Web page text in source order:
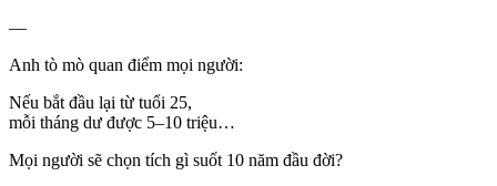
—
Anh tò mò quan điểm mọi người:
Nếu bắt đầu lại từ tuổi 25,
mỗi tháng dư được 5–10 triệu…
Mọi người sẽ chọn tích gì suốt 10 năm đầu đời?